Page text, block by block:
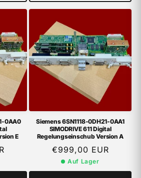
0AA0
E
Siemens 6SN1118-0DH21-0AA1
SIMODRIVE 611 Digital
Regelungseinschub Version A
Normaler
Preis
€999,00 EUR
Auf Lager